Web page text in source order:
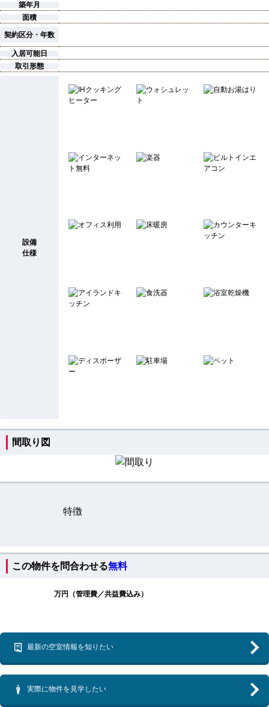
築年月
面積
契約区分・年数
入居可能日
取引形態
設備
仕様
間取り図
特徴
この物件を問合わせる無料
万円（管理費／共益費込み）
最新の空室情報を知りたい
実際に物件を見学したい